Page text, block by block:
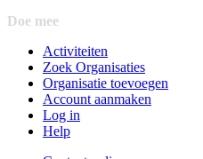
Doe mee
Activiteiten
Zoek Organisaties
Organisatie toevoegen
Account aanmaken
Log in
Help